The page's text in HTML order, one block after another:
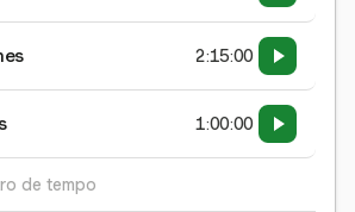
2:15:00
1:00:00
de tempo